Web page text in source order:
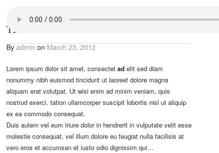
THIS IS AN AUDIO POST
Byadmin on March 23, 2012
Lorem ipsum dolor sit amet, consectetad elit sed diam
nonummy nibh euismod tincidunt ut laoreet dolore magna
aliquam erat volutpat. Ut wisi enim ad minim veniam, quis
nostrud exerci. tation ullamcorper suscipit lobortis nisl ut aliquip
ex ea commodo consequat.
Duis autem vel eum iriure dolor in hendrerit in vulputate velit esse
molestie consequat, vel illum dolore eu feugiat nulla facilisis at
vero eros et accumsan et iusto odio dignissim qui…